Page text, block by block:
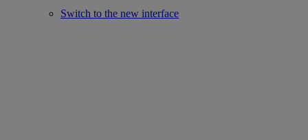
Switch to the new interface